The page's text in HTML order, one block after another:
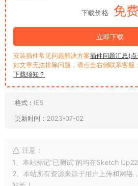
下载价格 免费
立即下载
安装插件常见问题解决方案插件问题汇总(
如文章无法排除问题，请点击右侧联系客服；
下载须知？
格式： IES
更新时间： 2023-07-02
注意：
1、本站标记“已测试”的均在Sketch
2、本站所有资源来源于用户上传和网络